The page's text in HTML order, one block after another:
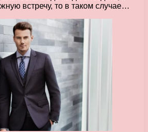
встречу, то в таком случае…